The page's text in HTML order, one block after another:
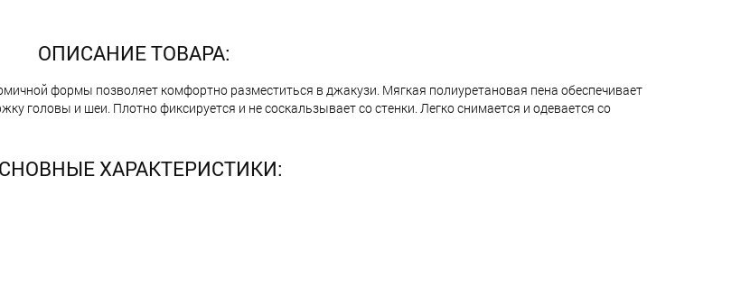
ОПИСАНИЕ ТОВАРА:
формы позволяет комфортно разместиться в джакузи. Мягкая полиуретановая пена обеспечивает
головы и шеи. Плотно фиксируется и не соскальзывает со стенки. Легко снимается и одевается со
ХАРАКТЕРИСТИКИ: